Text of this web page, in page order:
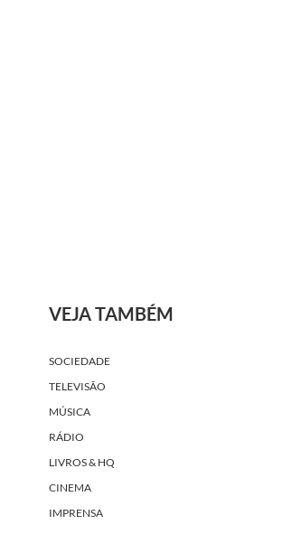
VEJA TAMBÉM
SOCIEDADE
TELEVISÃO
MÚSICA
RÁDIO
LIVROS & HQ
CINEMA
IMPRENSA